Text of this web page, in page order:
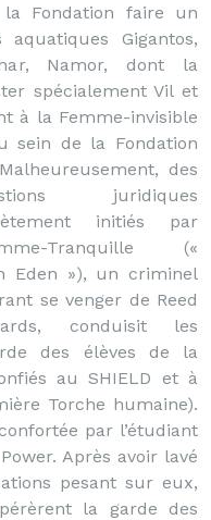
la Fondation faire un
Gigantos,
Namor, dont la
spécialement Vil et
à la Femme-invisible
sein de la Fondation
Malheureusement, des
juridiques
initiés par
Tranquille («
Eden »), un criminel
se venger de Reed
conduisit les
des élèves de la
au SHIELD et à
Torche humaine).
par l’étudiant
Après avoir lavé
pesant sur eux,
la garde des